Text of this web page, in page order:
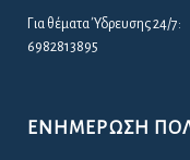
Για θέματα Ύδρευσης 24/7:
6982813895
ΕΝΗΜΈΡΩΣΗ